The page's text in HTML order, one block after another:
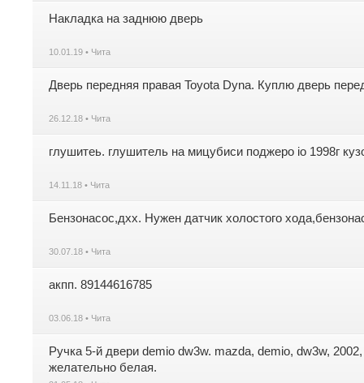
Накладка на заднюю дверь
10.01.19 • Чита
Дверь передняя правая Toyota Dyna. Куплю дверь
26.12.18 • Чита
глушитеь. глушитель на мицубиси поджеро io 1998г
14.11.18 • Чита
Бензонасос,дхх. Нужен датчик холостого
30.07.18 • Чита
акпп. 89144616785
03.06.18 • Чита
Ручка 5-й двери demio dw3w. mazda, demio, dw3w,
желательно белая.